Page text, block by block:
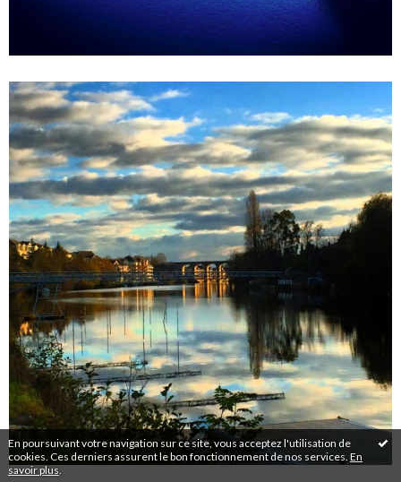
En poursuivant votre navigation sur ce site, vous acceptez l'utilisation de
cookies. Ces derniers assurent le bon fonctionnement de nos services. En
savoir plus.